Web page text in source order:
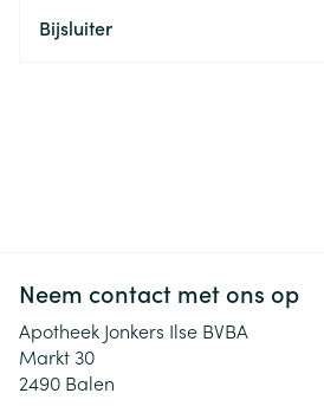
Bijsluiter
Neem contact met ons op
Apotheek Jonkers Ilse BVBA
Markt 30
2490 Balen